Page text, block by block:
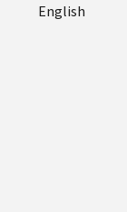
English